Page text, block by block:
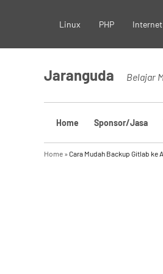
content
Linux PHP Internet
Jaranguda Belajar
Home Sponsor/Jasa
Home »Cara Mudah Backup Gitlab ke